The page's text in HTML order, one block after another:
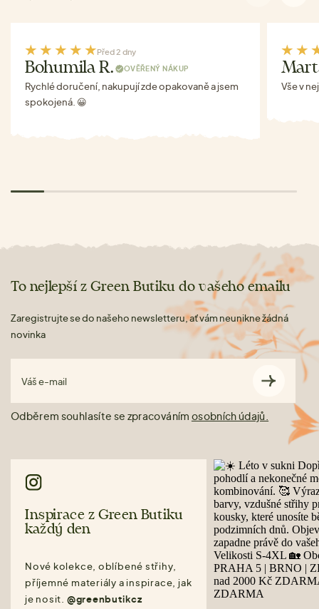
Před 2 dny
Bohumila R. OVĚŘENÝ NÁKUP
Rychlé doručení, nakupují zde opakovaně a jsem
spokojená. 😀
Vše v
To nejlepší z Green Butiku do vašeho emailu
Zaregistrujte se do našeho newsletteru, ať vám neunikne žádná
novinka
Váš e-mail
Odběrem souhlasíte se zpracováním osobních údajů.
Inspirace z Green Butiku
každý den
Nové kolekce, oblíbené střihy,
příjemné materiály a inspirace, jak
je nosit. @greenbutikcz